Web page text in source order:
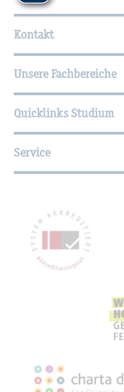
Kontakt
Unsere Fachbereiche
Quicklinks Studium
Service